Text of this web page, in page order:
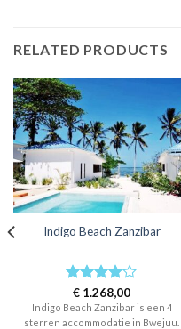
RELATED PRODUCTS
Indigo Beach Zanzibar
Rated4
out of 5
€ 1.268,00
Indigo Beach Zanzibar is een 4
sterren accommodatie in Bwejuu.